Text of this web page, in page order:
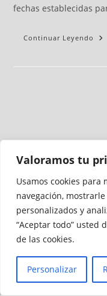
Valoramos tu
Usamos cookies
navegación,
personalizados y
“Aceptar todo” usted
de las cookies.
Personalizar
fechas establecidas
Continuar Leyendo
Medio
Accesibilidad